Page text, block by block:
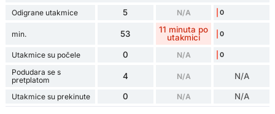
Odigrane utakmice
5 N/A 0
min. 53
11 minuta po
utakmici
0
Utakmice su počele 0 N/A 0
Podudara se s
pretplatom
4 N/A N/A
Utakmice su prekinute 0 N/A N/A